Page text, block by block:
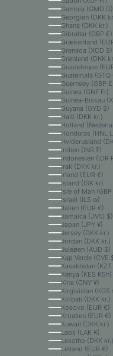
Gambia (GMD D)
Georgien (DKK
Ghana (DKK kr.)
Gibraltar (GBP £)
Grækenland
Grenada (XCD $)
Grønland (DKK
Guadeloupe
Guatemala (GTQ
Guernsey (GBP
Guinea (GNF Fr)
Guinea-Bissau
Guyana (GYD $)
Haiti (DKK kr.)
Holland
Honduras (HNL
Hviderusland
Indien (INR ₹)
Indonesien (IDR
Irak (DKK kr.)
Irland (EUR €)
Island (ISK kr)
Isle of Man (GBP
Israel (ILS ₪)
Italien (EUR €)
Jamaica (JMD $)
Japan (JPY ¥)
Jersey (DKK kr.)
Jordan (DKK kr.)
Juleøen (AUD $)
Kap Verde (CVE
Kasakhstan
Kenya (KES KSh)
Kina (CNY ¥)
Kirgisistan (KGS
Kiribati (DKK kr.)
Kosovo (EUR €)
Kroatien (EUR €)
Kuwait (DKK kr.)
Laos (LAK ₭)
Lesotho (DKK kr.)
Letland (EUR €)